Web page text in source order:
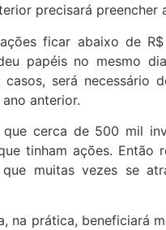
precisará preencher
ficar abaixo de
papéis no mesmo
será necessário
anterior.
cerca de 500 mil
tinham ações. Então
muitas vezes se
na prática, beneficiará